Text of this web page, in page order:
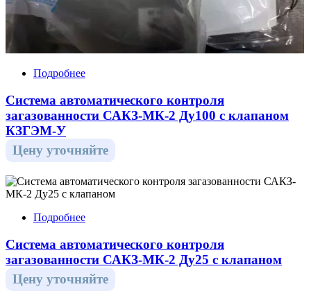
Подробнее
Система автоматического контроля
загазованности САКЗ-МК-2 Ду100 с клапаном
КЗГЭМ-У
Цену уточняйте
Подробнее
Система автоматического контроля
загазованности САКЗ-МК-2 Ду25 с клапаном
Цену уточняйте